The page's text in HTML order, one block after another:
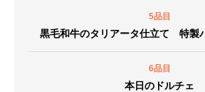
5品目
黒毛和牛のタリアータ仕立て 特製
6品目
本日のドルチェ